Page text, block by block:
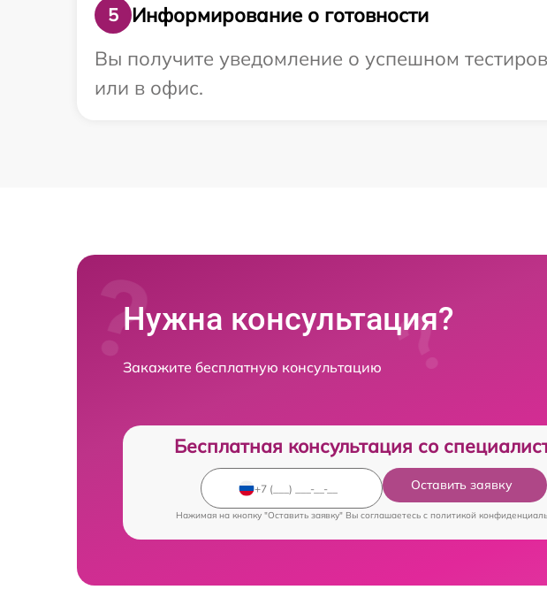
5
Информирование о готовности
Вы получите уведомление о успешном
или в офис.
Нужна консультация?
Закажите бесплатную консультацию
Бесплатная консультация со
Оставить заявку
Нажимая на кнопку "Оставить заявку" Вы соглашаетесь c политикой